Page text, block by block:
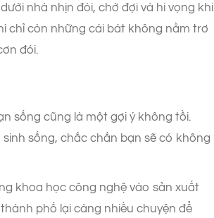
nhà nhịn đói, chờ đợi và hi vọng khi
chỉ còn những cái bát không nằm trơ
đói.
sống cũng là một gợi ý không tồi.
sống, chắc chắn bạn sẽ có không
khoa học công nghệ vào sản xuất
phố lại càng nhiều chuyện để